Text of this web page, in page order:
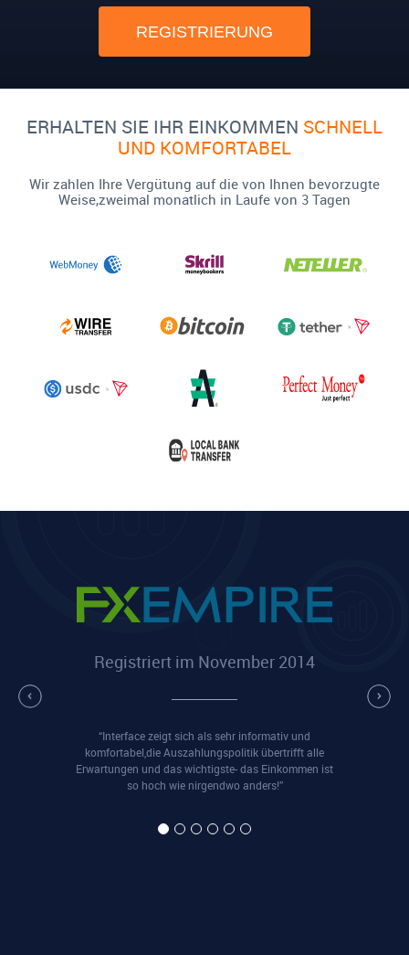
REGISTRIERUNG
ERHALTEN SIE IHR EINKOMMEN SCHNELL
UND KOMFORTABEL
Wir zahlen Ihre Vergütung auf die von Ihnen bevorzugte
Weise,zweimal monatlich in Laufe von 3 Tagen
Registriert im November 2014
“Interface zeigt sich als sehr informativ und
komfortabel,die Auszahlungspolitik übertrifft alle
Erwartungen und das wichtigste- das Einkommen ist
so hoch wie nirgendwo anders!”